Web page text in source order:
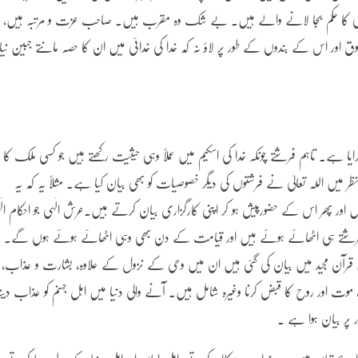
حکم بجا لانے والے ہیں۔ بے شک وہ مقرب ہیں۔ صاحب عزت و مرتبہ ہیں،
اور اس کے بندوں کے طور پر لاؤ نہ کہ خدا کی خدائی میں ان کا حصہ مانتے جبین
تاہم فرشتے چونکہ خدا کی اسکیم میں عملاً وہی حیثیت رکھتے ہیں جو کسی ملک کا
میں اللہ تعالیٰ نے فرشتوں کی دیگر خصوصیات کو بھی بیان کیا ہے۔ مثلاً یہ کہ یہ
اور پھر اس کے حضورپیش ہو کر اپنی کارگزاری بیان کرتے ہیں۔عرش الٰہی جو احکام
فرشتے ہی اٹھائے ہوئے ہیں اور قیامت کے دن بھی وہی اٹھائے ہوئے ہوں گے۔
قرآن مجید میں بیان کی گئی ہیں ان میں وحی کے نزول کے علاوہ، بشارت و عذاب،
اور روح کا قبض کرنا وغیرہ شامل ہیں۔ آنے والی دنیا میں اہل جہنم کو عذاب
پر بیان ہوا ہے ۔